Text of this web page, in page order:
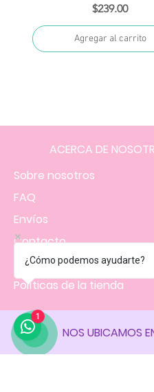
Precio
$239.00
Agregar al carrito
ACERCA DE
Sobre nosotros
FAQ
Envíos
Contacto
Facturación
Políticas de la tienda
NOS UBICAMOS
¿Cómo podemos ayudarte?
1